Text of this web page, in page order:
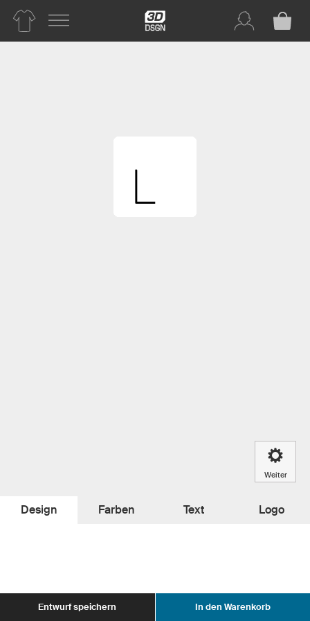
Design Farben Text Logo
Entwurf speichern In den Warenkorb
Weiter